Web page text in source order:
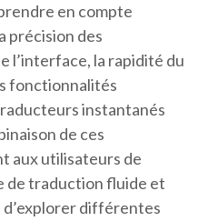
en compte
précision des
l’interface, la rapidité du
fonctionnalités
instantanés
de ces
aux utilisateurs de
de traduction fluide et
différentes